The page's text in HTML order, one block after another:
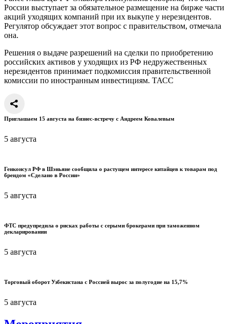
России выступает за обязательное размещение на бирже части
акций уходящих компаний при их выкупе у нерезидентов.
Регулятор обсуждает этот вопрос с правительством, отмечала
она.
Решения о выдаче разрешений на сделки по приобретению
российских активов у уходящих из РФ недружественных
нерезидентов принимает подкомиссия правительственной
комиссии по иностранным инвестициям. ТАСС
Приглашаем 15 августа на бизнес-встречу с Андреем Ковалевым
5 августа
Генконсул РФ в Шэньяне сообщила о растущем интересе китайцев к товарам под
брендом «Сделано в России»
5 августа
ФТС предупредила о рисках работы с серыми брокерами при таможенном
декларировании
5 августа
Торговый оборот Узбекистана с Россией вырос за полугодие на 15,7%
5 августа